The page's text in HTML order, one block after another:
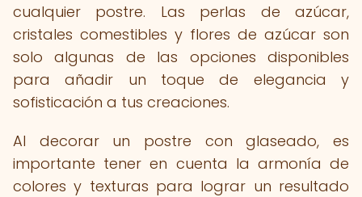
cualquier postre. Las perlas de azúcar,
cristales comestibles y flores de azúcar son
solo algunas de las opciones disponibles
para añadir un toque de elegancia y
sofisticación a tus creaciones.
Al decorar un postre con glaseado, es
importante tener en cuenta la armonía de
colores y texturas para lograr un resultado